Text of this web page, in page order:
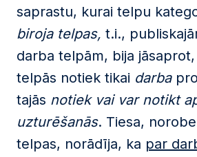
saprastu, kurai telpu
biroja telpas, t.i.,
darba telpām, bija jāsaprot,
telpās notiek tikai darba
tajās notiek vai var notikt
uzturēšanās. Tiesa,
telpas, norādīja, ka par